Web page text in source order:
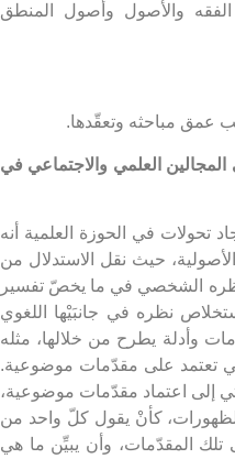
والأصول وأصول المنطق
عمق مباحثه وتعقّدها.
العلمي والاجتماعي في
تحولات في الحوزة العلمية أنه
حيث نقل الاستدلال من
نظره الشخصي في ما يخصّ تفسير
نظره في جانبَيْها اللغوي
وأدلة يطرح من خلالها، مثله
تعتمد على مقدّمات موضوعية.
إلى اعتماد مقدّمات موضوعية،
كأنْ يقول كلّ واحد من
تلك المقدّمات، وأن يبيِّن ما هي